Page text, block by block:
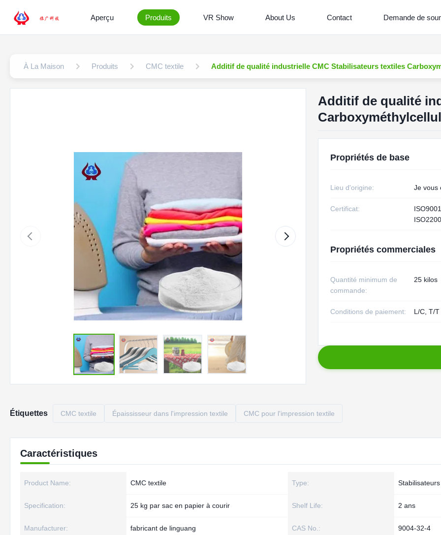
Aperçu Produits VR Show About Us Contact Demande de
À La Maison Produits CMC textile Additif de qualité industrielle CMC Stabilisateurs textiles
Additif de qualité
Propriétés de base
Lieu d'origine: Je vous
Certificat:
Propriétés commerciales
Quantité minimum de
commande:
25 kilos
Conditions de paiement: L/C, T/T
Étiquettes CMC textile Épaississeur dans l'impression textile CMC pour l'impression textile
Caractéristiques
Product Name: CMC textile Type: Stabilisateurs
Specification: 25 kg par sac en papier à courir Shelf Life: 2 ans
Manufacturer: fabricant de linguang CAS No.: 9004-32-4